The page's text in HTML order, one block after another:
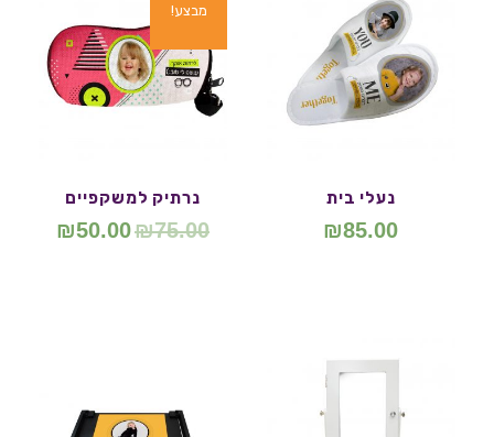
נעלי בית
₪85.00
מבצע!
נרתיק למשקפיים
₪75.00
₪50.00